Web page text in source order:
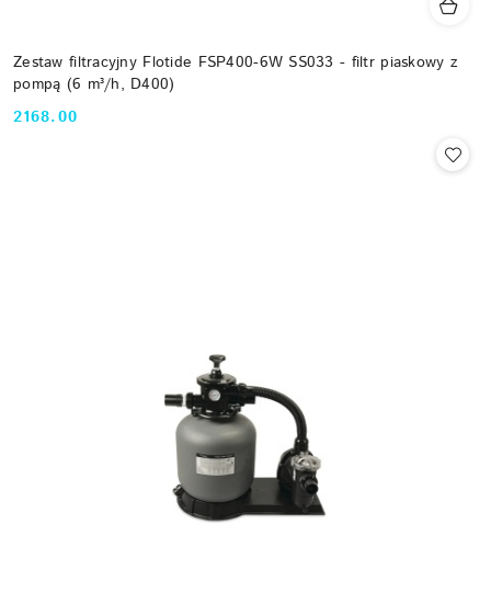
Zestaw filtracyjny Flotide FSP400-6W SS033 - filtr piaskowy z
pompą (6 m³/h, D400)
Cena:
2168.00